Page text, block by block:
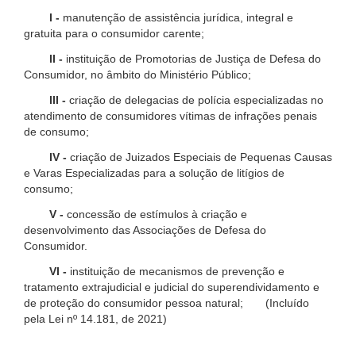
I - manutenção de assistência jurídica, integral e
gratuita para o consumidor carente;
II - instituição de Promotorias de Justiça de Defesa do
Consumidor, no âmbito do Ministério Público;
III - criação de delegacias de polícia especializadas no
atendimento de consumidores vítimas de infrações penais
de consumo;
IV - criação de Juizados Especiais de Pequenas Causas
e Varas Especializadas para a solução de litígios de
consumo;
V - concessão de estímulos à criação e
desenvolvimento das Associações de Defesa do
Consumidor.
VI - instituição de mecanismos de prevenção e
tratamento extrajudicial e judicial do superendividamento e
de proteção do consumidor pessoa natural; (Incluído
pela Lei nº 14.181, de 2021)